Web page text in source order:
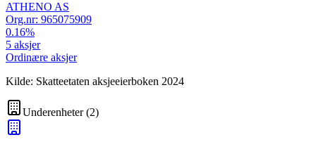
ATHENO AS
Org.nr: 965075909
0.16%
5 aksjer
Ordinære aksjer
Kilde: Skatteetaten aksjeeierboken 2024
Underenheter(2)